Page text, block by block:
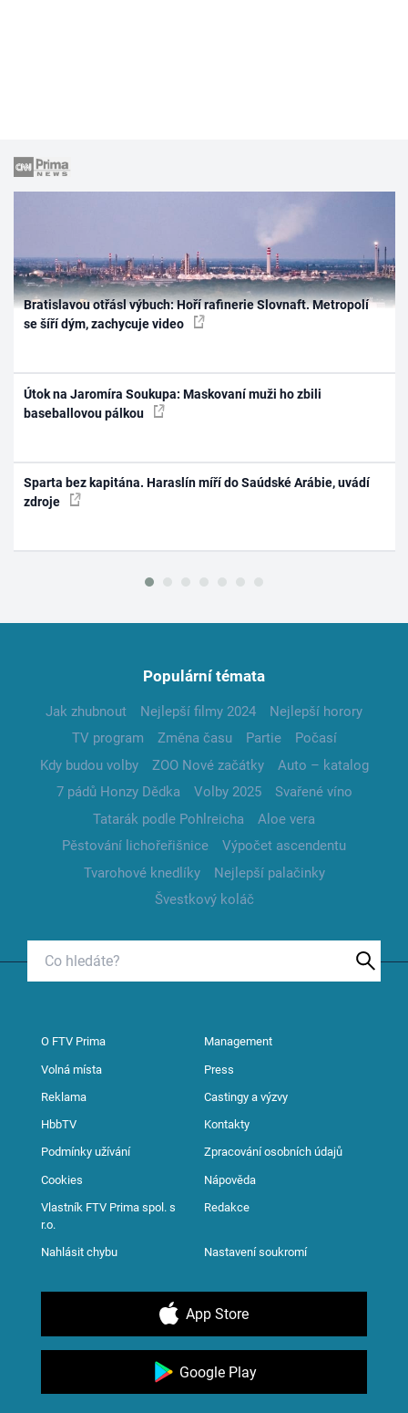
Bratislavou otřásl výbuch: Hoří rafinerie Slovnaft. Metropolí
se šíří dým, zachycuje video
Útok na Jaromíra Soukupa: Maskovaní muži ho zbili
baseballovou pálkou
Sparta bez kapitána. Haraslín míří do Saúdské Arábie, uvádí
zdroje
Populární témata
Jak zhubnout Nejlepší filmy 2024
Nejlepší horory
TV program
Změna času Partie
Počasí
Kdy budou volby
ZOO Nové začátky
Auto – katalog
7 pádů Honzy Dědka
Volby 2025
Svařené víno
Tatarák podle Pohlreicha
Aloe vera
Pěstování lichořeřišnice
Výpočet ascendentu
Tvarohové knedlíky
Nejlepší palačinky
Švestkový koláč
O FTV Prima Management
Volná místa Press
Reklama Castingy a výzvy
HbbTV Kontakty
Podmínky užívání Zpracování osobních údajů
Cookies Nápověda
Vlastník FTV Prima spol. s
r.o.
Redakce
Nahlásit chybu Nastavení soukromí
App Store
Google Play